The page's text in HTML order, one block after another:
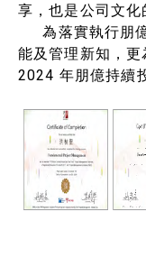
享，也是公司文化
為落實執行朋億
能及管理新知，更
2024 年朋億持續